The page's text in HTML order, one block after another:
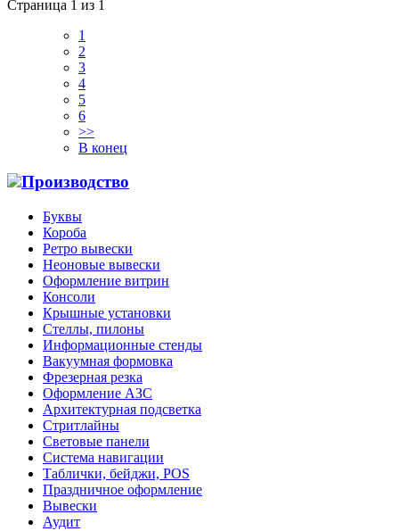
Страница 1 из 1
1
2
3
4
5
6
>>
В конец
Производство
Буквы
Короба
Ретро вывески
Неоновые вывески
Оформление витрин
Консоли
Крышные установки
Стеллы, пилоны
Информационные стенды
Вакуумная формовка
Фрезерная резка
Оформление АЗС
Архитектурная подсветка
Стритлайны
Cветовые панели
Система навигации
Таблички, бейджи, POS
Праздничное оформление
Вывески
Аудит